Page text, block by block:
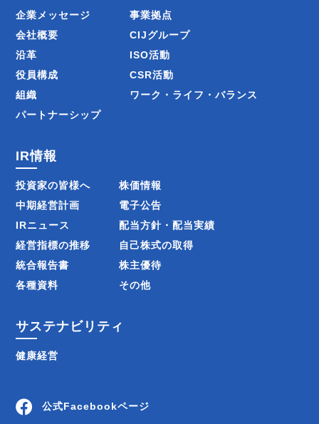
企業メッセージ
会社概要
沿革
役員構成
組織
パートナーシップ
事業拠点
CIJグループ
ISO活動
CSR活動
ワーク・ライフ・バランス
IR情報
投資家の皆様へ
中期経営計画
IRニュース
経営指標の推移
統合報告書
各種資料
株価情報
電子公告
配当方針・配当実績
自己株式の取得
株主優待
その他
サステナビリティ
健康経営
公式Facebookページ